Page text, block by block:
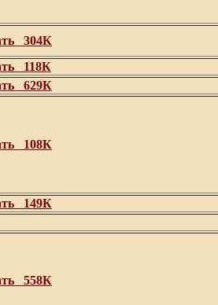
304К
118К
629К
108К
149К
558К